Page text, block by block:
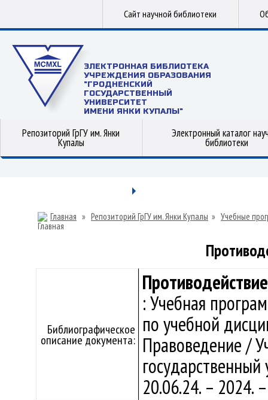
Сайт научной библиотеки
ЭЛЕКТРОННАЯ БИБЛИОТЕКА
УЧРЕЖДЕНИЯ ОБРАЗОВАНИЯ
"ГРОДНЕНСКИЙ
ГОСУДАРСТВЕННЫЙ
УНИВЕРСИТЕТ
ИМЕНИ ЯНКИ КУПАЛЫ"
Репозиторий ГрГУ им. Янки
Купалы
Электронный каталог
библиотеки
Главная » Репозиторий ГрГУ им. Янки Купалы » Учебные
Библиографическое
описание документа:
: Учебная
по учебной
Правоведение /
20.06.24. –